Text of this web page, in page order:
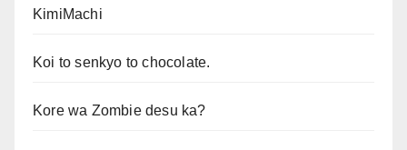
KimiMachi
Koi to senkyo to chocolate.
Kore wa Zombie desu ka?